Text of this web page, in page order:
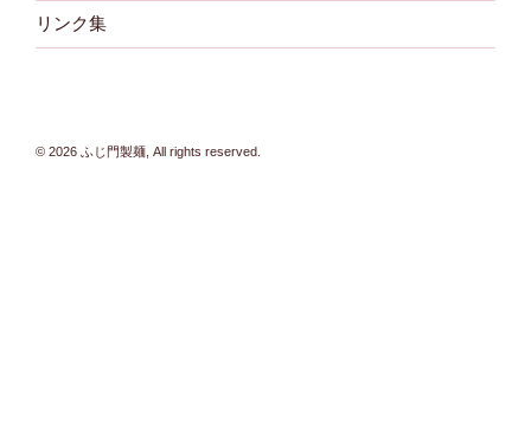
リンク集
© 2026 ふじ門製麺, All rights reserved.